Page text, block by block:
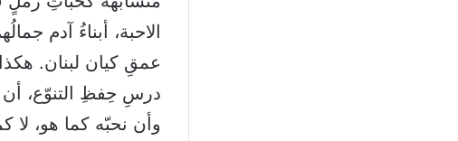
الاحبة، أبناءُ آدم
عمقِ كيان لبنان.
درسِ حِفظِ التنوّع، أن
وأن نحبّه كما هو، لا